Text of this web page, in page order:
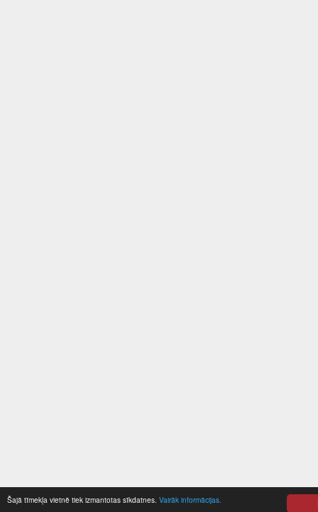
Šajā tīmekļa vietnē tiek izmantotas sīkdatnes. Vairāk informācijas.